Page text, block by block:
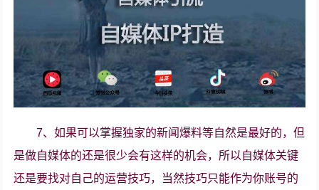
7、如果可以掌握独家的新闻爆料等自然是最好的，但
是做自媒体的还是很少会有这样的机会，所以自媒体关键
还是要找对自己的运营技巧，当然技巧只能作为你账号的